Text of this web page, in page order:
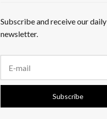
Subscribe and receive our daily
newsletter.
a
i
a
Subscribe